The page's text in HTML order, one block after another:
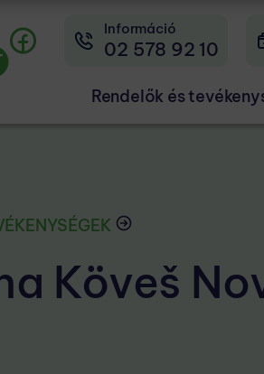
Információ
02 578 92 10
Rendelők és
Köveš